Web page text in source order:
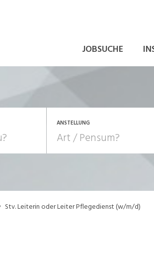
JOBSUCHE
ANSTELLUNG
Temporär (befristet)
Human Resources
Stv. Leiterin oder Leiter Pflegedienst (w/m/d)